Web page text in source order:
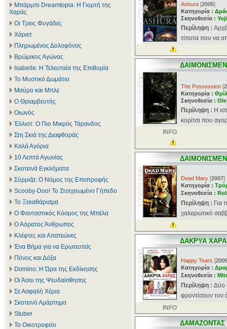
Μπάρμπι Dreamtopia: Η Γιορτή της
Χαράς
Οι Τρεις Φυγάδες
Χάριετ
Πληρωμένος Δολοφόνος
Βρώμικος Αγώνας
Isabelle: Η Τελευταία της Επιθυμία
Το Μυστικό Δωμάτιο
Μαύρο και Μπλε
Ο Θριαμβευτής
Οιωνός
Έλλιοτ: Ο Πιο Μικρός Τάρανδος
Στη Σκιά της Διαφθοράς
Καλά Αγόρια
10 Λεπτά Αγωνίας
Σκοτεινά Εγκλήματα
Σύρριζα: Ο Νόμος της Επιστροφής
Scooby-Doo! Το Στοιχειωμένο Γήπεδο
Το Ξεκαθάρισμα
Ο Φανταστικός Κόσμος της Μπέλα
Ο Αόρατος Άνθρωπος
Κλέφτες και Απατεώνες
Ένα Βήμα για να Ερωτευτείς
Πόνος και Δόξα
Domino: Η Ώρα της Εκδίκησης
Οι Άσοι της Ψευδαίσθησης
Σε Ασφαλή Χέρια
Σκοτεινό Αμάρτημα
Stuber
Το Οικοτροφείο
Ashura [2005]
Κατηγορία :
Σκηνοθεσία :
Περίληψη :
τίποτα που να
The Possession [
Κατηγορία :
Σκηνοθεσία :
Περίληψη : Η
κορίτσι που
INFO
Dead Mary [2007]
Κατηγορία :
Σκηνοθεσία :
Περίληψη : Για
χαλαρωτικό
ΔΑΚΡΥΑ
Happy Tears [
Κατηγορία :
Σκηνοθεσία :
Περίληψη : Δύο
φροντίσουν τον
INFO
ΔΑΜΑΖΟΝΤΑΣ